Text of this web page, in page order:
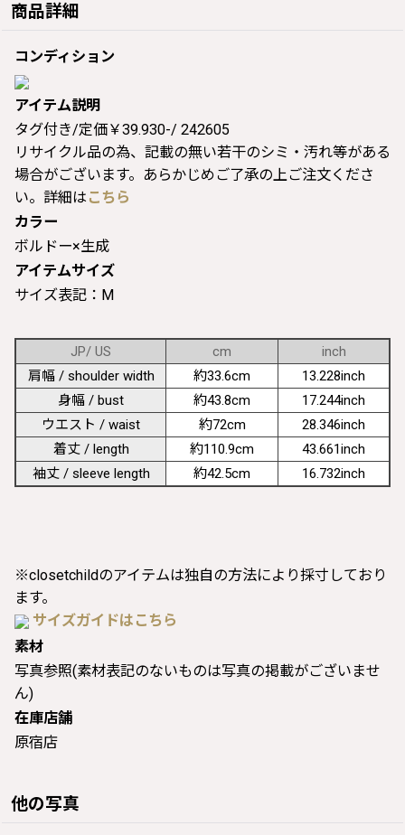
商品詳細
コンディション
アイテム説明
タグ付き/定価￥39.930-/ 242605
リサイクル品の為、記載の無い若干のシミ・汚れ等がある
場合がございます。あらかじめご了承の上ご注文くださ
い。詳細は こちら
カラー
ボルドー×生成
アイテムサイズ
サイズ表記：M
JP/ US cm
inch
肩幅 / shoulder width
約33.6cm
13.228inch
身幅 / bust
約43.8cm
17.244inch
ウエスト / waist
約72cm
28.346inch
着丈 / length
約110.9cm
43.661inch
袖丈 / sleeve length
約42.5cm 16.732inch
※closetchildのアイテムは独自の方法により採寸しており
ます。
サイズガイドはこちら
素材
写真参照(素材表記のないものは写真の掲載がございませ
ん)
在庫店舗
原宿店
他の写真